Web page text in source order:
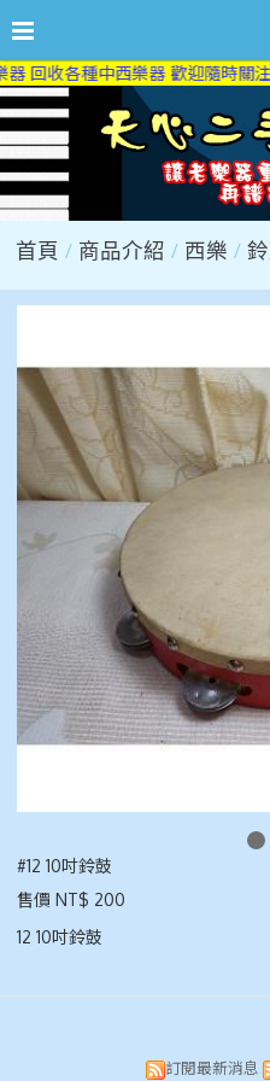
回收各種中西樂器 歡迎隨時關注
首頁 商品介紹 西樂
#12 10吋鈴鼓
售價 NT$ 200
12 10吋鈴鼓
訂閱最新消息